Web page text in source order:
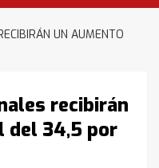
UN AUMENTO
recibirán
del 34,5 por